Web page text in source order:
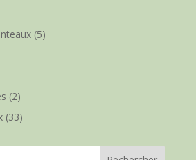
(5)
(2)
(33)